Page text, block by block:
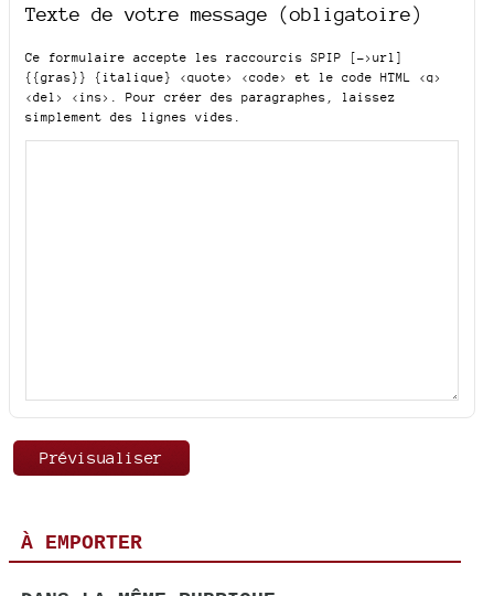
Texte de votre message (obligatoire)
Ce formulaire accepte les raccourcis SPIP
[->url]
{{gras}} {italique} <quote> <code>
et le code HTML <q>
<del> <ins> . Pour créer des paragraphes, laissez
simplement des lignes vides.
À EMPORTER